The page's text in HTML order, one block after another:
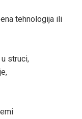
tehnologija ili
struci,